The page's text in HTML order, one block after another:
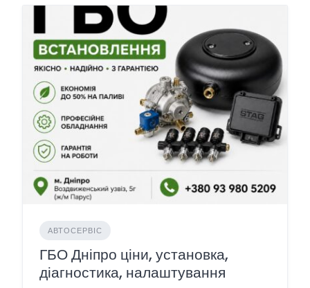
АВТОСЕРВІС
ГБО Дніпро ціни, установка,
діагностика, налаштування